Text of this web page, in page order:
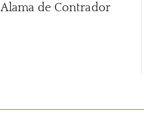
Alama de Contrador